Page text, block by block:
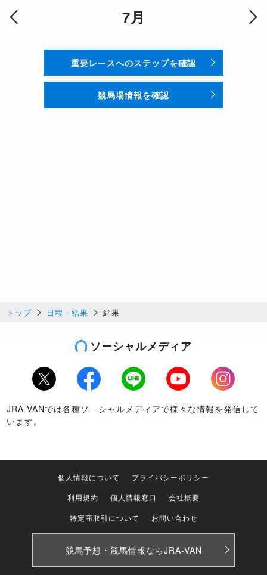
7月
重要レースへのステップを確認
競馬場情報を確認
トップ 日程・結果 結果
ソーシャルメディア
Twitter Facebook LINE Youtube
Instagram
JRA-VANでは各種ソーシャルメディアで様々な情報を発信して
います。
個人情報について
プライバシーポリシー
利用規約
個人情報窓口
会社概要
特定商取引について
お問い合わせ
競馬予想・競馬情報ならJRA-VAN